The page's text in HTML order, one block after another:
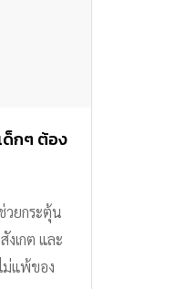
ด็กๆ ต้อง
วยกระตุ้น
งเกต และ
ม่แพ้ของ